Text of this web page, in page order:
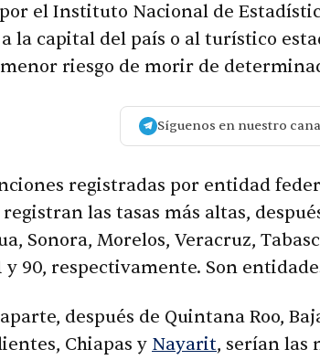
el Instituto Nacional de
la capital del país o al turístico
riesgo de morir de
Síguenos en nuestro
registradas por entidad
las tasas más altas,
Sonora, Morelos, Veracruz,
y 90, respectivamente. Son
después de Quintana Roo,
Chiapas y Nayarit, serían las